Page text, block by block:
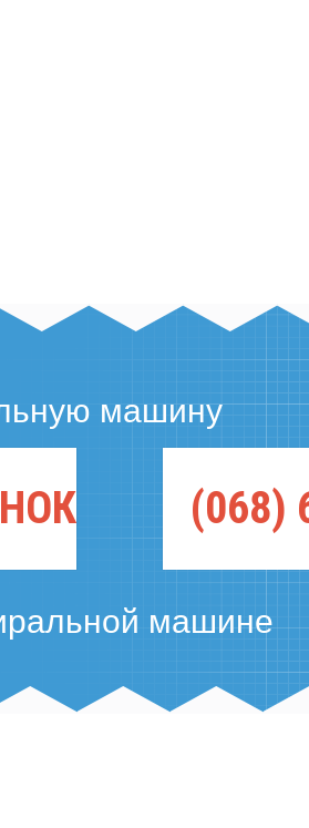
машину
(068)
машине